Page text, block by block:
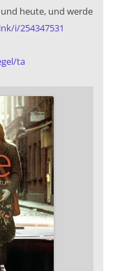
heute, und werde
i/254347531
ta